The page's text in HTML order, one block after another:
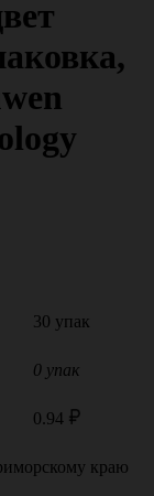
30 упак
0 упак
0.94
краю